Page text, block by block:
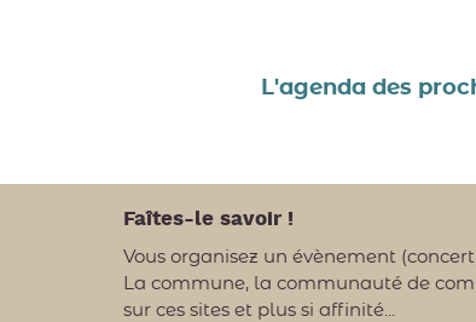
L'agenda des
Faîtes-le savoir !
Vous organisez un évènement
La commune, la communauté de
sur ces sites et plus si affinité...